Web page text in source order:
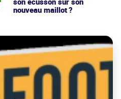
nouveau maillot ?